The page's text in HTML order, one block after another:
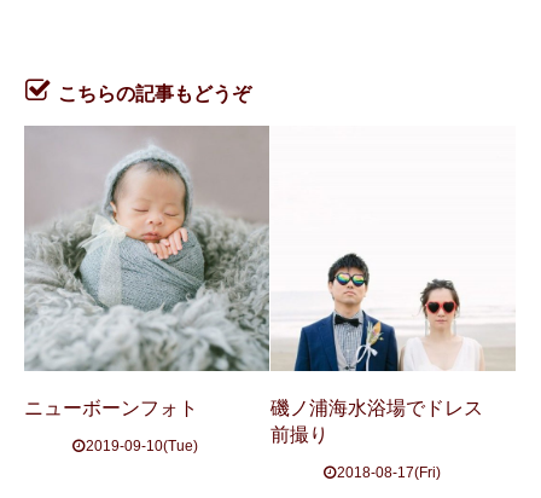
こちらの記事もどうぞ
ニューボーンフォト
2019-09-10(Tue)
磯ノ浦海水浴場でドレス
前撮り
2018-08-17(Fri)